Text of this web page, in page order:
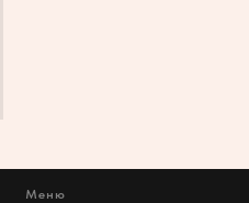
Меню